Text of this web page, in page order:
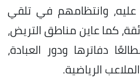
عليه، وانتظامهم في تلقي
كما عاين مناطق التريض،
دفاترها ودور العبادة،
الرياضية.